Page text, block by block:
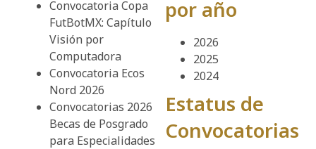
Convocatoria Copa
FutBotMX: Capítulo
Visión por
Computadora
Convocatoria Ecos
Nord 2026
Convocatorias 2026
Becas de Posgrado
para Especialidades
por año
2026
2025
2024
Estatus de
Convocatorias